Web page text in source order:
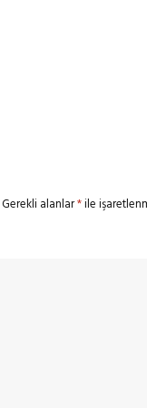
Gerekli alanlar*ile